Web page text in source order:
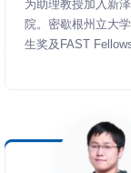
为助理教授加入新
院。密歇根州立大
生奖及FAST
SIGIR和TKDE等数
级会议和期刊上。
会议（如ICML、